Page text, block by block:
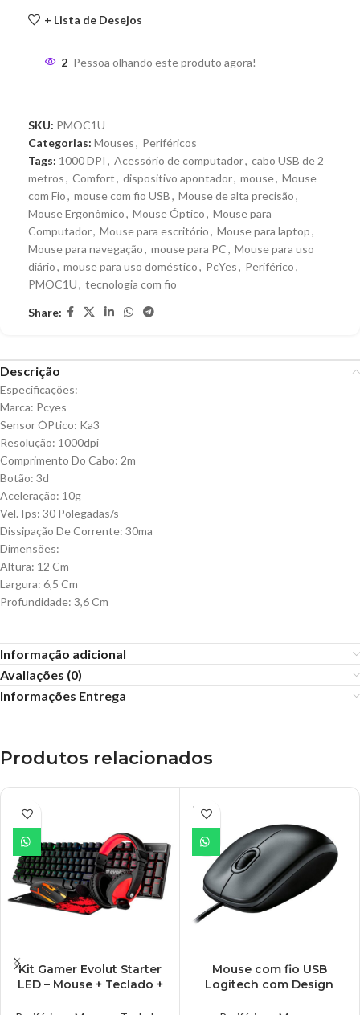
+ Lista de Desejos
2 Pessoa olhando este produto agora!
SKU: PMOC1U
Categorias: Mouses, Periféricos
Tags: 1000 DPI , Acessório de computador, cabo USB de 2
metros, Comfort, dispositivo apontador, mouse, Mouse
com Fio, mouse com fio USB, Mouse de alta precisão,
Mouse Ergonômico, Mouse Óptico, Mouse para
Computador, Mouse para escritório, Mouse para laptop,
Mouse para navegação, mouse para PC, Mouse para uso
diário, mouse para uso doméstico, PcYes, Periférico,
PMOC1U, tecnologia com fio
Share:
Descrição
Especificações:
Marca: Pcyes
Sensor ÓPtico: Ka3
Resolução: 1000dpi
Comprimento Do Cabo: 2m
Botão: 3d
Aceleração: 10g
Vel. Ips: 30 Polegadas/s
Dissipação De Corrente: 30ma
Dimensões:
Altura: 12 Cm
Largura: 6,5 Cm
Profundidade: 3,6 Cm
Informação adicional
Avaliações (0)
Informações Entrega
Produtos relacionados
Kit Gamer Evolut Starter
LED – Mouse + Teclado +
ESGO
TADO
Mouse com fio USB
Logitech com Design